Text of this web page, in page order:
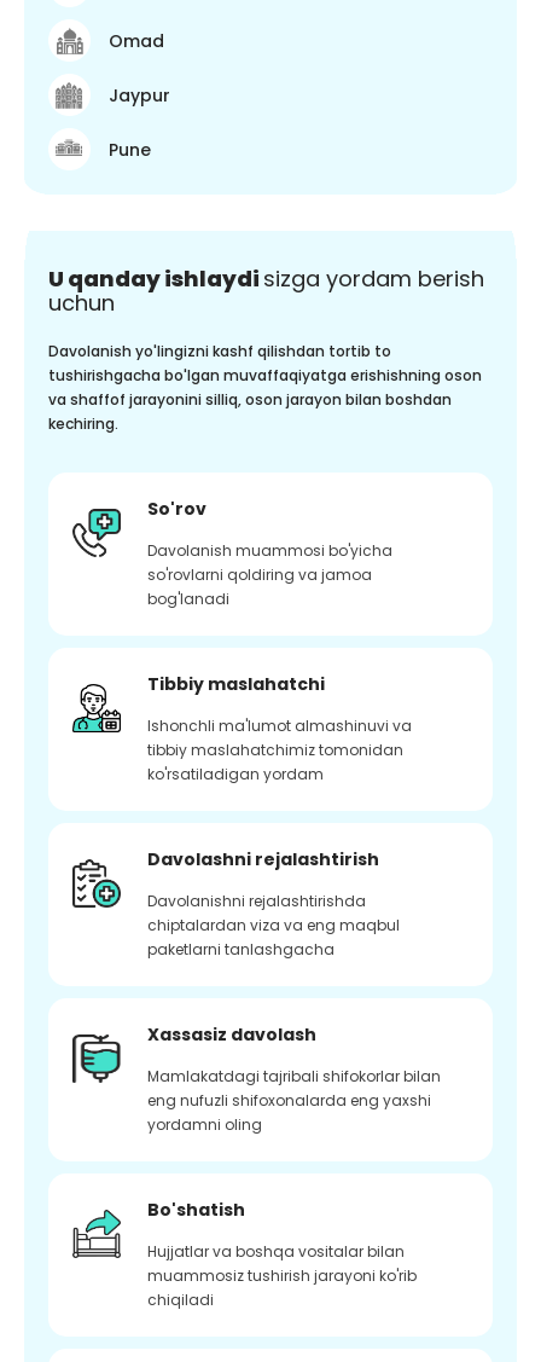
Omad
Jaypur
Pune
U qanday ishlaydi sizga yordam berish
uchun
Davolanish yo'lingizni kashf qilishdan tortib to
tushirishgacha bo'lgan muvaffaqiyatga erishishning oson
va shaffof jarayonini silliq, oson jarayon bilan boshdan
kechiring.
So'rov
Davolanish muammosi bo'yicha
so'rovlarni qoldiring va jamoa
bog'lanadi
Tibbiy maslahatchi
Ishonchli ma'lumot almashinuvi va
tibbiy maslahatchimiz tomonidan
ko'rsatiladigan yordam
Davolashni rejalashtirish
Davolanishni rejalashtirishda
chiptalardan viza va eng maqbul
paketlarni tanlashgacha
Xassasiz davolash
Mamlakatdagi tajribali shifokorlar bilan
eng nufuzli shifoxonalarda eng yaxshi
yordamni oling
Bo'shatish
Hujjatlar va boshqa vositalar bilan
muammosiz tushirish jarayoni ko'rib
chiqiladi